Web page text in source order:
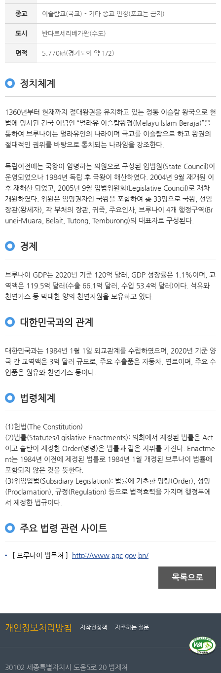
종교 이슬람교(국교) - 기타 종교 인정(포교는 금지)
도시 반다르세리베가완(수도)
면적 5,770㎢(경기도의 약 1/2)
정치체계
1360년부터 현재까지 절대왕권을 유지하고 있는 정통 이슬람 왕국으로 헌
법에 명시된 건국 이념인 “멀라유 이슬람왕정(Melayu Islam Beraja)”을
통하여 브루나이는 멀라유인의 나라이며 국교를 이슬람으로 하고 왕권의
절대적인 권위를 바탕으로 통치되는 나라임을 강조한다.
독립이전에는 국왕이 임명하는 의원으로 구성된 입법원(State Council)이
운영되었으나 1984년 독립 후 국왕이 해산하였다. 2004년 9월 재개원 이
후 재해산 되었고, 2005년 9월 입법위원회(Legislative Council)로 재차
개원하였다. 위원은 임명권자인 국왕을 포함하여 총 33명으로 국왕, 선임
장관(왕세자), 각 부처의 장관, 귀족, 주요인사, 브루나이 4개 행정구역(Br
unei-Muara, Belait, Tutong, Temburong)의 대표자로 구성된다.
경제
브루나이 GDP는 2020년 기준 120억 달러, GDP 성장률은 1.1%이며, 교
역액은 119.5억 달러(수출 66.1억 달러, 수입 53.4억 달러)이다. 석유와
천연가스 등 막대한 양의 천연자원을 보유하고 있다.
대한민국과의 관계
대한민국과는 1984년 1월 1일 외교관계를 수립하였으며, 2020년 기준 양
국 간 교역액은 3억 달러 규모로, 주요 수출품은 자동차, 연료이며, 주요 수
입품은 원유와 천연가스 등이다.
법령체계
(1)헌법(The Constitution)
(2)법률(Statutes/Lgislative Enactments): 의회에서 제정된 법률은 Act
이고 술탄이 제정한 Order(명령)은 법률과 같은 지위를 가진다. Enactme
nt는 1984년 이전에 제정된 법률로 1984년 1월 개정된 브루나이 법률에
포함되지 않은 것을 뜻한다.
(3)위임입법(Subsidiary Legislation): 법률에 기초한 명령(Order), 성명
(Proclamation), 규정(Regulation) 등으로 법적효력을 가지며 행정부에
서 제정한 법규이다.
주요 법령 관련 사이트
[ 브루나이 법무처 ] http://www.agc.gov.bn/
목록으로
개인정보처리방침 저작권정책 자주하는 질문
30102 세종특별자치시 도움5로 20 법제처